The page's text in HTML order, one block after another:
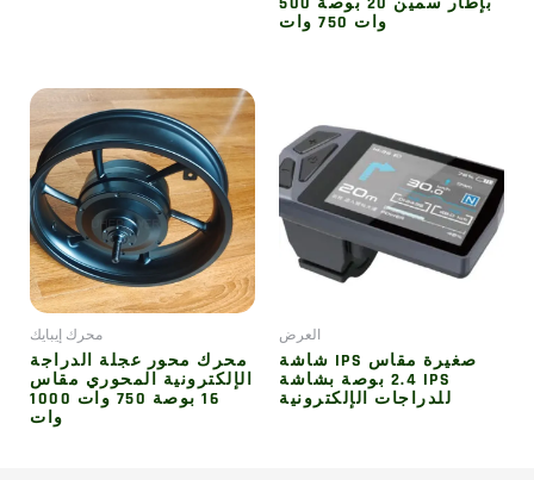
وات 750 وات
محرك إيبايك
محرك محور عجلة الدراجة
الإلكترونية المحوري مقاس
16 بوصة 750 وات 1000
وات
العرض
شاشة IPS صغيرة مقاس
2.4 بوصة بشاشة IPS
للدراجات الإلكترونية